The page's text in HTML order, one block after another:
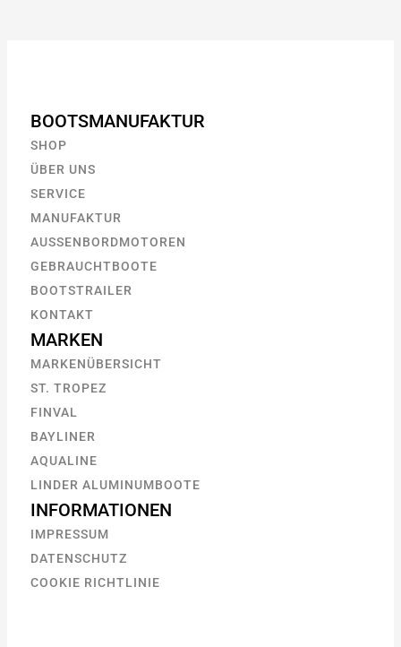
BOOTSMANUFAKTUR
SHOP
ÜBER UNS
SERVICE
MANUFAKTUR
AUSSENBORDMOTOREN
GEBRAUCHTBOOTE
BOOTSTRAILER
KONTAKT
MARKEN
MARKENÜBERSICHT
ST. TROPEZ
FINVAL
BAYLINER
AQUALINE
LINDER ALUMINUMBOOTE
INFORMATIONEN
IMPRESSUM
DATENSCHUTZ
COOKIE RICHTLINIE